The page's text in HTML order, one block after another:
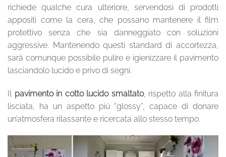
richiede qualche cura ulteriore, servendosi di prodotti
appositi come la cera, che possano mantenere il film
protettivo senza che sia danneggiato con soluzioni
aggressive. Mantenendo questi standard di accortezza,
sarà comunque possibile pulire e igienizzare il pavimento
lasciandolo lucido e privo di segni.
Il pavimento in cotto lucido smaltato, rispetto alla finitura
lisciata, ha un aspetto più “glossy”, capace di donare
un’atmosfera rilassante e ricercata allo stesso tempo.